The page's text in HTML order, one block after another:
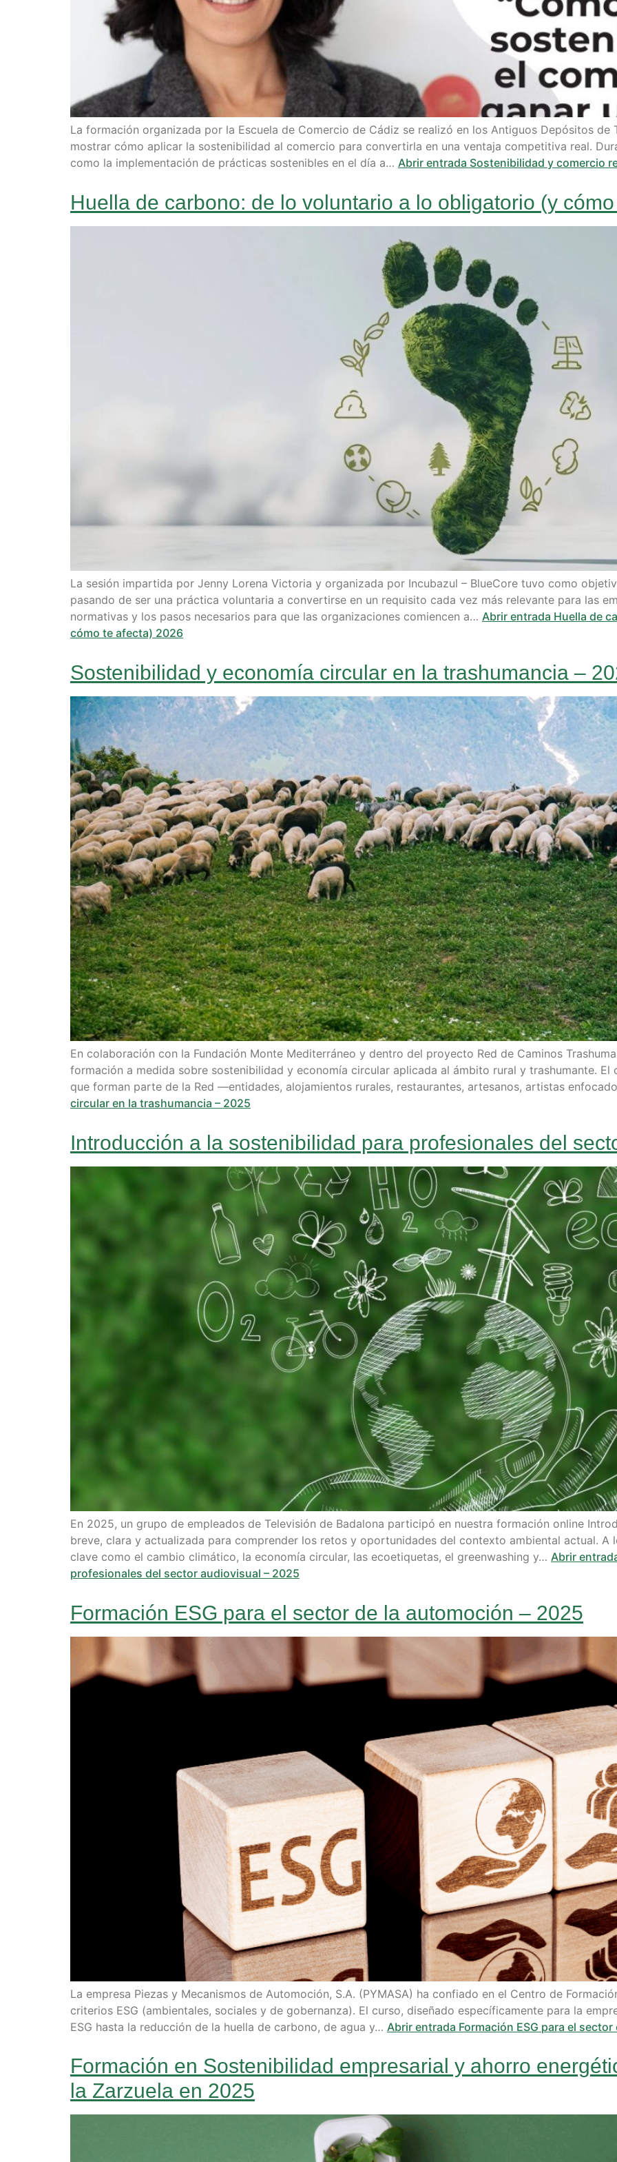
La formación organizada por la Escuela de Comercio de Cádiz se realizó en los Antiguos Depósitos
mostrar cómo aplicar la sostenibilidad al comercio para convertirla en una ventaja competitiva real.
como la implementación de prácticas sostenibles en el día a… Abrir entrada Sostenibilidad y comercio
Huella de carbono: de lo voluntario a lo obligatorio (y
La sesión impartida por Jenny Lorena Victoria y organizada por Incubazul – BlueCore tuvo como
pasando de ser una práctica voluntaria a convertirse en un requisito cada vez más relevante para las
normativas y los pasos necesarios para que las organizaciones comiencen a… Abrir entrada Huella de
cómo te afecta) 2026
Sostenibilidad y economía circular en la trashumancia –
En colaboración con la Fundación Monte Mediterráneo y dentro del proyecto Red de Caminos
formación a medida sobre sostenibilidad y economía circular aplicada al ámbito rural y trashumante.
que forman parte de la Red —entidades, alojamientos rurales, restaurantes, artesanos, artistas
circular en la trashumancia – 2025
Introducción a la sostenibilidad para profesionales del
En 2025, un grupo de empleados de Televisión de Badalona participó en nuestra formación online
breve, clara y actualizada para comprender los retos y oportunidades del contexto ambiental actual.
clave como el cambio climático, la economía circular, las ecoetiquetas, el greenwashing y… Abrir
profesionales del sector audiovisual – 2025
Formación ESG para el sector de la automoción – 2025
La empresa Piezas y Mecanismos de Automoción, S.A. (PYMASA) ha confiado en el Centro de
criterios ESG (ambientales, sociales y de gobernanza). El curso, diseñado específicamente para la
ESG hasta la reducción de la huella de carbono, de agua y… Abrir entrada Formación ESG para el
Formación en Sostenibilidad empresarial y ahorro
la Zarzuela en 2025